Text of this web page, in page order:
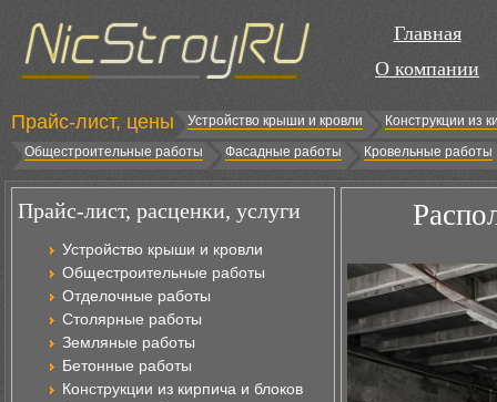
Главная
О компании
Прайс-лист, цены Устройство крыши и кровли
Конструкции из
Общестроительные работы
Фасадные работы Кровельные работы
Прайс-лист, расценки, услуги
Устройство крыши и кровли
Общестроительные работы
Отделочные работы
Столярные работы
Земляные работы
Бетонные работы
Конструкции из кирпича и блоков